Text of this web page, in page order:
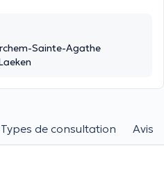
Sainte-Agathe
Types de consultation Avis